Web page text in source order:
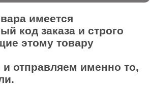
имеется
код заказа и строго
этому товару
отправляем именно то,